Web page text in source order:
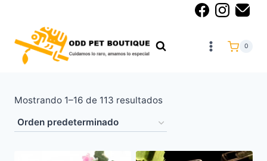
0
Mostrando 1–16 de 113 resultados